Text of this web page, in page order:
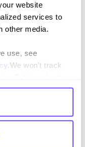
website
services to
other media.
use, see
.We won't track
to use just one
make this choice
más
opción de elegir